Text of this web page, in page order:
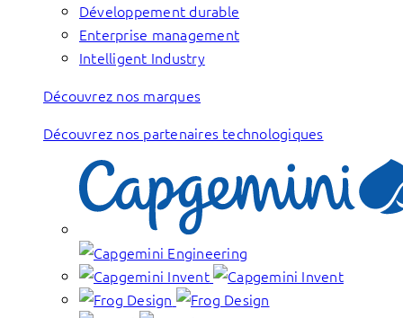
Développement durable
Enterprise management
Intelligent Industry
Découvrez nos marques
Découvrez nos partenaires technologiques